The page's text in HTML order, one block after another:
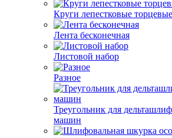
Круги лепестковые торцевые
Лента бесконечная
Листовой набор
Разное
Треугольник для
машин